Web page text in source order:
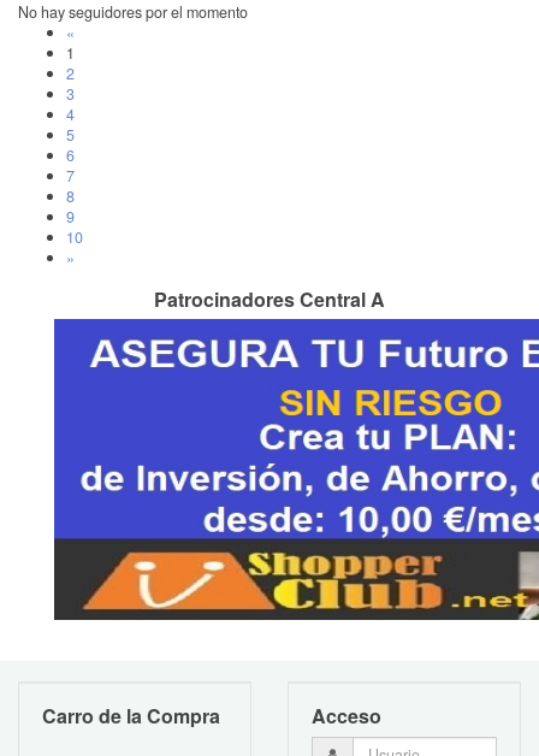
No hay seguidores por el momento
«
1
2
3
4
5
6
7
8
9
10
»
Patrocinadores Central A
Carro de la Compra Acceso